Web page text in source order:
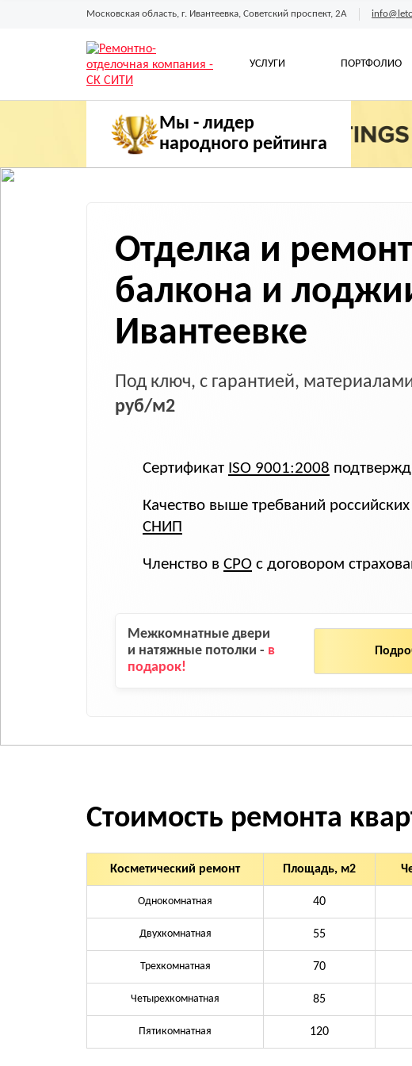
Московская область, г. Ивантеевка, Советский проспект, 2А
УСЛУГИ ПОРТФОЛИО
Мы - лидер
народного рейтинга
Отделка и ремонт
балкона и
Ивантеевке
Под ключ, с гарантией,
руб/м2
Сертификат ISO 9001:2008
Качество выше требваний
СНИП
Членство в СРО с договором
Межкомнатные двери
и натяжные потолки - в
подарок!
Стоимость ремонта
Косметический ремонт Площадь, м2
Однокомнатная 40
Двухкомнатная 55
Трехкомнатная 70
Четырехкомнатная 85
Пятикомнатная 120